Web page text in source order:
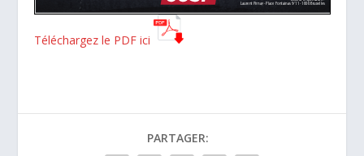
Téléchargez le PDF ici
PARTAGER: